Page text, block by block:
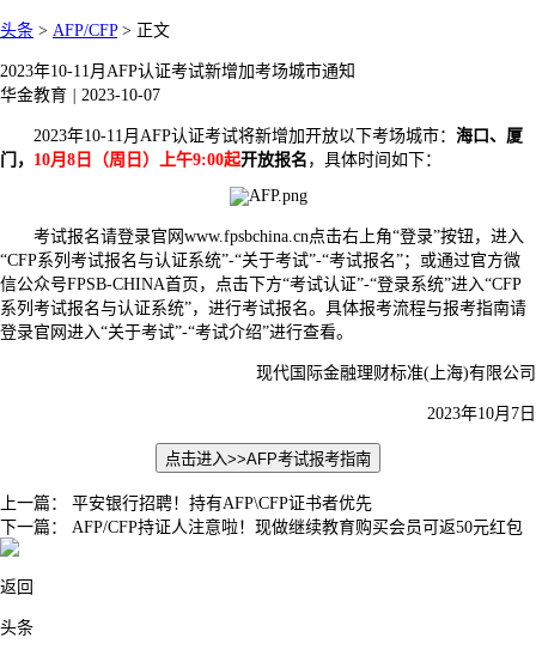
头条 > AFP/CFP> 正文
2023年10-11月AFP认证考试新增加考场城市通知
华金教育
2023-10-07
2023年10-11月AFP认证考试将新增加开放以下考场城市： 海口、厦
门， 10月8日（周日）上午9:00起开放报名 ，具体时间如下：
考试报名请登录官网www.fpsbchina.cn点击右上角“登录”按钮，进入
“CFP系列考试报名与认证系统”-“关于考试”-“考试报名”；或通过官方微
信公众号FPSB-CHINA首页，点击下方“考试认证”-“登录系统”进入“CFP
系列考试报名与认证系统”，进行考试报名。具体报考流程与报考指南请
登录官网进入“关于考试”-“考试介绍”进行查看。
现代国际金融理财标准(上海)有限公司
2023年10月7日
点击进入>>AFP考试报考指南
上一篇： 平安银行招聘！持有AFP\CFP证书者优先
下一篇： AFP/CFP持证人注意啦！现做继续教育购买会员可返50元红包
返回
头条